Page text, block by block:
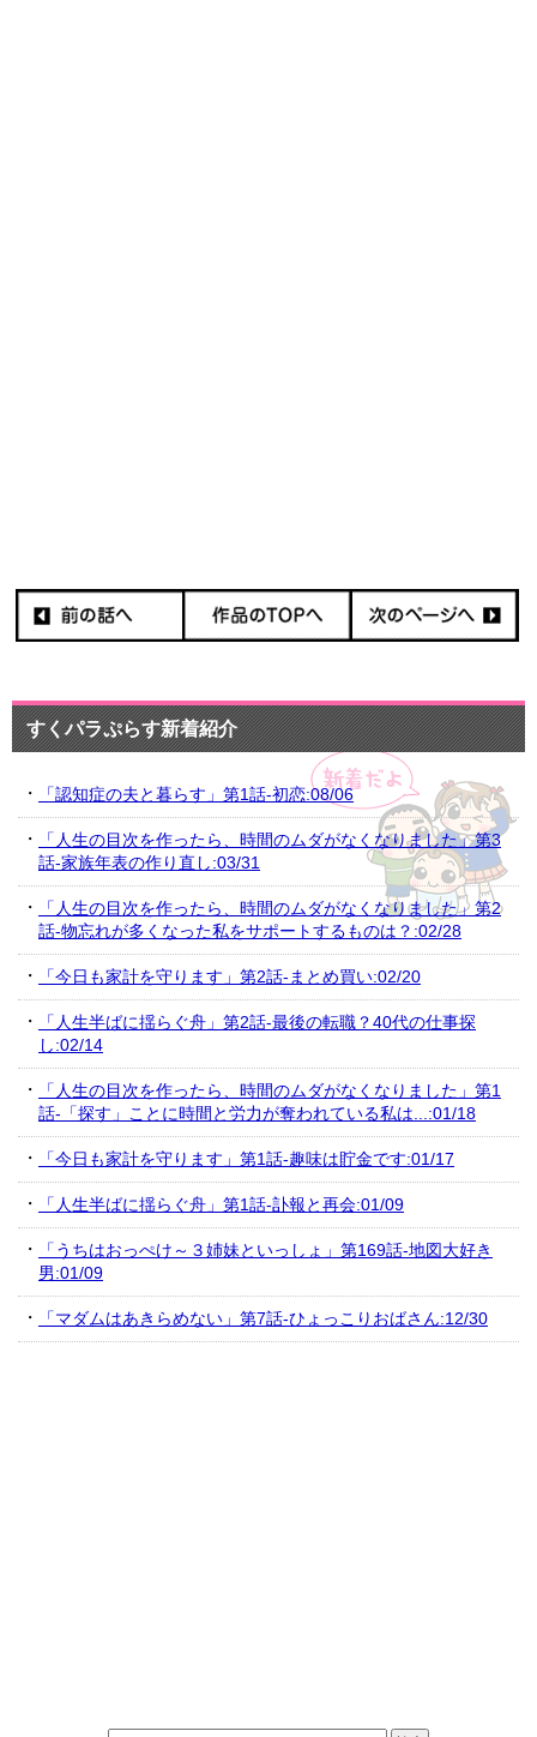
すくパラぷらす新着紹介
「認知症の夫と暮らす」第1話-初恋:08/06
「人生の目次を作ったら、時間のムダがなくなりました」第3
話-家族年表の作り直し:03/31
「人生の目次を作ったら、時間のムダがなくなりました」第2
話-物忘れが多くなった私をサポートするものは？:02/28
「今日も家計を守ります」第2話-まとめ買い:02/20
「人生半ばに揺らぐ舟」第2話-最後の転職？40代の仕事探
し:02/14
「人生の目次を作ったら、時間のムダがなくなりました」第1
話-「探す」ことに時間と労力が奪われている私は...:01/18
「今日も家計を守ります」第1話-趣味は貯金です:01/17
「人生半ばに揺らぐ舟」第1話-訃報と再会:01/09
「うちはおっぺけ～３姉妹といっしょ」第169話-地図大好き
男:01/09
「マダムはあきらめない」第7話-ひょっこりおばさん:12/30